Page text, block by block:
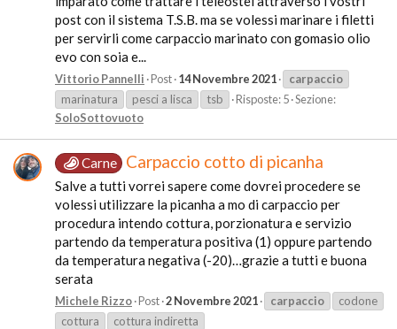
post con il sistema T.S.B. ma se volessi marinare i filetti
per servirli come carpaccio marinato con gomasio olio
evo con soia e...
Vittorio Pannelli Post 14 Novembre 2021
carpaccio
marinatura
pesci a lisca tsb Risposte: 5 Sezione:
SoloSottovuoto
Carne Carpaccio cotto di picanha
Salve a tutti vorrei sapere come dovrei procedere se
volessi utilizzare la picanha a mo di carpaccio per
procedura intendo cottura, porzionatura e servizio
partendo da temperatura positiva (1) oppure partendo
da temperatura negativa (-20)…grazie a tutti e buona
serata
Michele Rizzo Post 2 Novembre 2021 carpaccio
codone
cottura
cottura indiretta